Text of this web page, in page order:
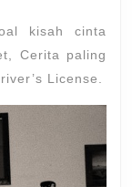
kisah cinta
Cerita paling
License.